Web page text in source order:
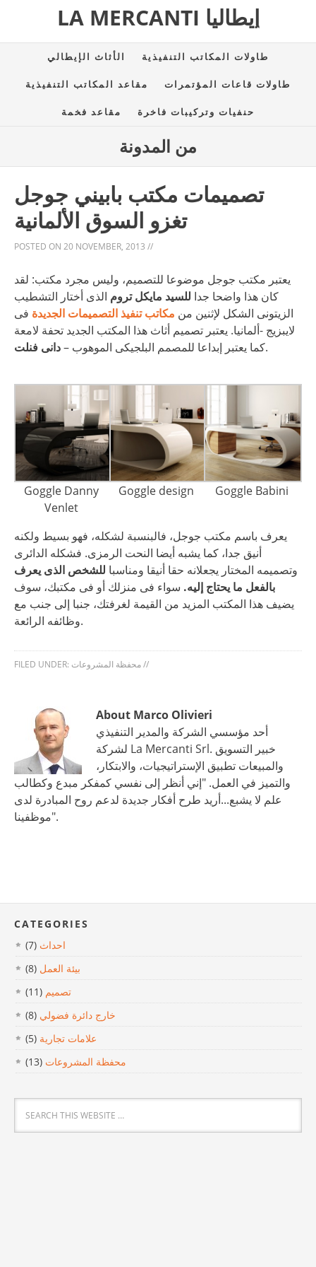
LA MERCANTI إيطاليا
الأثاث الإيطالي طاولات المكاتب التنفيذية
مقاعد المكاتب التنفيذية طاولات قاعات المؤتمرات
مقاعد فخمة حنفيات وتركيبات فاخرة
من المدونة
تصميمات مكتب بابيني جوجل
تغزو السوق الألمانية
POSTED ON 20 NOVEMBER, 2013 //
يعتبر مكتب جوجل موضوعا للتصميم، وليس مجرد مكتب: لقد
كان هذا واضحا جدا للسيد مايكل تروم الذى أختار التشطيب
الزيتونى الشكل لإثنين من مكاتب تنفيذ التصميمات الجديدة فى
لايبزيج -ألمانيا. يعتبر تصميم أثاث هذا المكتب الجديد تحفة لامعة
كما يعتبر إبداعا للمصمم البلجيكى الموهوب –دانى فنلت .
Goggle Danny
Venlet
Goggle design Goggle Babini
يعرف باسم مكتب جوجل، فالبنسبة لشكله، فهو بسيط ولكنه
أنيق جدا، كما يشبه أيضا النحت الرمزى. فشكله الدائرى
وتصميمه المختار يجعلانه حقا أنيقا ومناسبا للشخص الذى يعرف
بالفعل ما يحتاج إليه. سواء فى منزلك أو فى مكتبك، سوف
يضيف هذا المكتب المزيد من القيمة لغرفتك، جنبا إلى جنب مع
وظائفه الرائعة.
FILED UNDER: محفظة المشروعات//
About Marco Olivieri
أحد مؤسسي الشركة والمدير التنفيذي
لشركة La Mercanti Srl. خبير التسويق
والمبيعات تطبيق الإستراتيجيات، والابتكار،
والتميز في العمل. "إني أنظر إلى نفسي كمفكر مبدع وكطالب
علم لا يشبع...أريد طرح أفكار جديدة لدعم روح المبادرة لدى
موظفينا".
CATEGORIES
احداث (7)
بيئة العمل (8)
تصميم (11)
خارج دائرة فضولي (8)
علامات تجارية (5)
محفظة المشروعات (13)